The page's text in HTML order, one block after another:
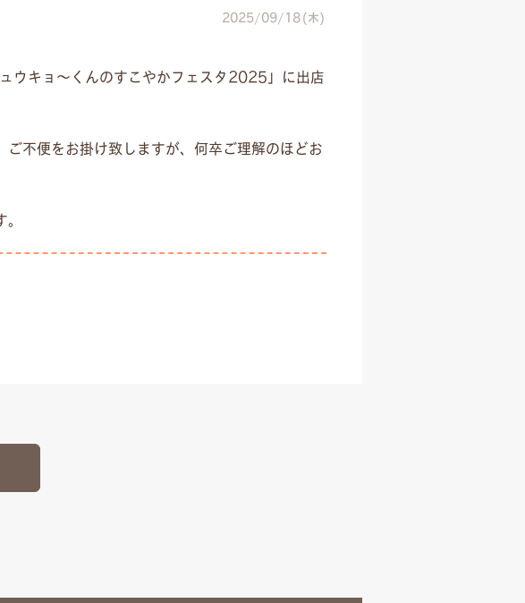
2025/09/18(木)
ウキョ〜くんのすこやかフェスタ2025」に出店
不便をお掛け致しますが、何卒ご理解のほどお